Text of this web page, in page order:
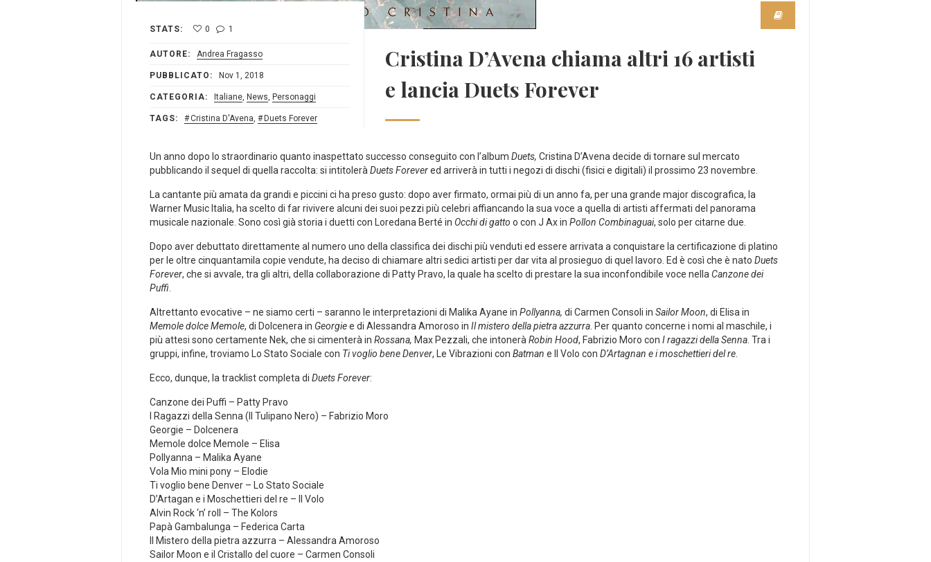
STATS: 0 1
AUTORE: Andrea Fragasso
PUBBLICATO: Nov 1, 2018
CATEGORIA: Italiane, News, Personaggi
TAGS: Cristina D'Avena, Duets Forever
Cristina D’Avena chiama altri 16 artisti
e lancia Duets Forever
Un anno dopo lo straordinario quanto inaspettato successo conseguito con l’album Duets, Cristina D’Avena decide di tornare sul mercato
pubblicando il sequel di quella raccolta: si intitoleràDuets Forevered arriverà in tutti i negozi di dischi (fisici e digitali) il prossimo 23 novembre.
La cantante più amata da grandi e piccini ci ha preso gusto: dopo aver firmato, ormai più di un anno fa, per una grande major discografica, la
Warner Music Italia, ha scelto di far rivivere alcuni dei suoi pezzi più celebri affiancando la sua voce a quella di artisti affermati del panorama
musicale nazionale. Sono così già storia i duetti con Loredana Berté in Occhi di gatto o con J Ax in Pollon Combinaguai, solo per citarne due.
Dopo aver debuttato direttamente al numero uno della classifica dei dischi più venduti ed essere arrivata a conquistare la certificazione di platino
per le oltre cinquantamila copie vendute, ha deciso di chiamare altri sedici artisti per dar vita al prosieguo di quel lavoro. Ed è così che è nato Duets
Forever, che si avvale, tra gli altri, della collaborazione di Patty Pravo, la quale ha scelto di prestare la sua inconfondibile voce nellaCanzone dei
Puffi.
Altrettanto evocative – ne siamo certi – saranno le interpretazioni di Malika Ayane in Pollyanna, di Carmen Consoli in Sailor Moon, di Elisa in
Memole dolce Memole, di Dolcenera in Georgiee di Alessandra Amoroso in Il mistero della pietra azzurra. Per quanto concerne i nomi al maschile, i
più attesi sono certamente Nek, che si cimenterà in Rossana, Max Pezzali, che intoneràRobin Hood, Fabrizio Moro con I ragazzi della Senna. Tra i
gruppi, infine, troviamo Lo Stato Sociale con Ti voglio bene Denver, Le Vibrazioni con Batman e Il Volo con D’Artagnan e i moschettieri del re.
Ecco, dunque, la tracklist completa di Duets Forever:
Canzone dei Puffi – Patty Pravo
I Ragazzi della Senna (Il Tulipano Nero) – Fabrizio Moro
Georgie – Dolcenera
Memole dolce Memole – Elisa
Pollyanna – Malika Ayane
Vola Mio mini pony – Elodie
Ti voglio bene Denver – Lo Stato Sociale
D’Artagan e i Moschettieri del re – Il Volo
Alvin Rock ‘n’ roll – The Kolors
Papà Gambalunga – Federica Carta
Il Mistero della pietra azzurra – Alessandra Amoroso
Sailor Moon e il Cristallo del cuore – Carmen Consoli